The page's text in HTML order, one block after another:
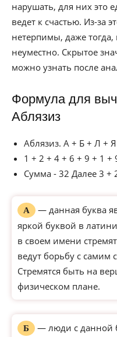
нарушать, для них это
ведет к счастью. Из-за
нетерпимы, даже тогда,
неуместно. Скрытое
можно узнать после
Формула для
Аблязиз
Аблязиз. А + Б + Л +
1 + 2 + 4 + 6 + 9 + 1 +
Сумма - 32 Далее 3 +
А
— данная буква
яркой буквой в
в своем имени
ведут борьбу с самим
Стремятся быть на
физическом плане.
Б
— люди с данной